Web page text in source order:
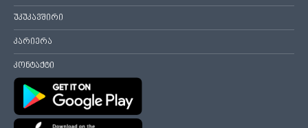
უკუკავშირი
კარიერა
კონტაქტი